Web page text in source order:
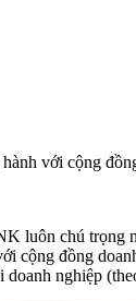
với cộng
luôn chú trọng
cộng đồng
nghiệp